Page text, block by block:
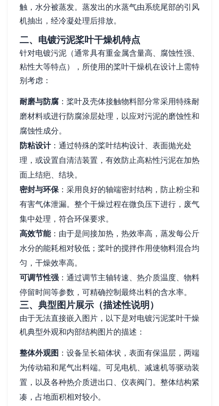
触，水分被蒸发。蒸发出的水蒸气由系统尾部的引风
机抽出，经冷凝处理后排放。
二、电镀污泥桨叶干燥机特点
针对电镀污泥（通常具有重金属含量高、腐蚀性强、
粘性大等特点），所使用的桨叶干燥机在设计上需特
别考虑：
耐磨与防腐 ：桨叶及壳体接触物料部分常采用特殊耐
磨材料或进行防腐涂层处理，以应对污泥的磨蚀性和
腐蚀性成分。
防粘设计：通过特殊的桨叶结构设计、表面抛光处
理，或设置自清洁装置，有效防止高粘性污泥在加热
面上结疤、结块。
密封与环保：采用良好的轴端密封结构，防止粉尘和
有害气体泄漏。整个干燥过程在微负压下进行，废气
集中处理，符合环保要求。
高效节能：由于是间接加热，热效率高，蒸发每公斤
水分的能耗相对较低；桨叶的搅拌作用使物料混合均
匀，干燥效率高。
可调节性强 ：通过调节主轴转速、热介质温度、物料
停留时间等参数，可精确控制最终出料的含水率。
三、典型图片展示（描述性说明）
由于无法直接嵌入图片，以下是对电镀污泥桨叶干燥
机典型外观和内部结构图片的描述：
整体外观图 ：设备呈长箱体状，表面有保温层，两端
为传动箱和尾气出料端。可见电机、减速机等驱动装
置，以及各种热介质进出口、仪表阀门。整体结构紧
凑，占地面积相对较小。